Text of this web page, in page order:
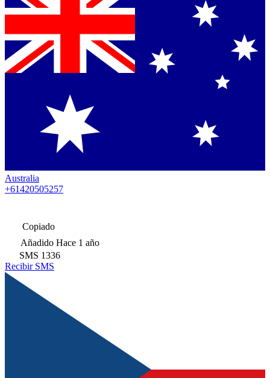
Australia
+61420505257
Copiado
Añadido Hace 1 año
SMS 1336
Recibir SMS